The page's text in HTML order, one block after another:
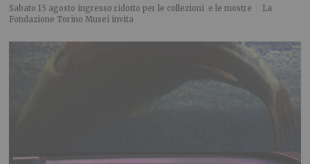
Sabato 15 agosto ingresso ridotto per le collezioni e le mostre La
Fondazione Torino Musei invita